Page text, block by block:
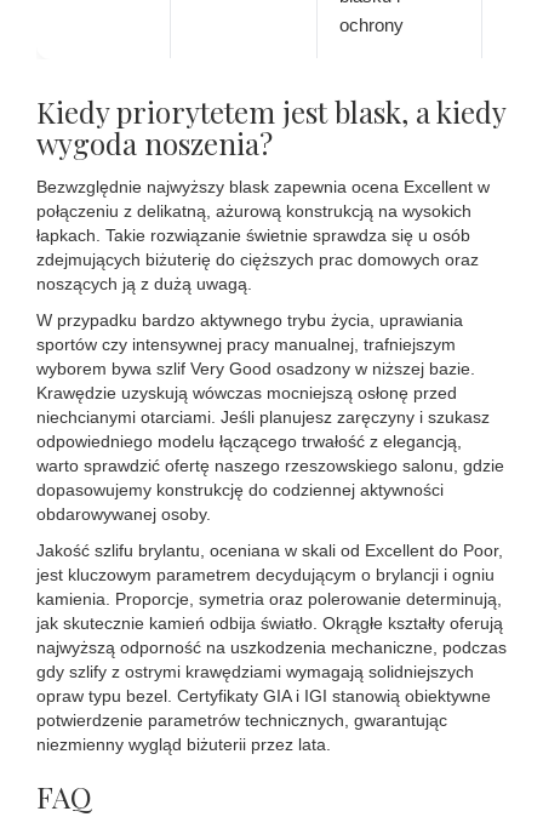
ochrony
Kiedy priorytetem jest blask, a kiedy
wygoda noszenia?
Bezwzględnie najwyższy blask zapewnia ocena Excellent w
połączeniu z delikatną, ażurową konstrukcją na wysokich
łapkach. Takie rozwiązanie świetnie sprawdza się u osób
zdejmujących biżuterię do cięższych prac domowych oraz
noszących ją z dużą uwagą.
W przypadku bardzo aktywnego trybu życia, uprawiania
sportów czy intensywnej pracy manualnej, trafniejszym
wyborem bywa szlif Very Good osadzony w niższej bazie.
Krawędzie uzyskują wówczas mocniejszą osłonę przed
niechcianymi otarciami. Jeśli planujesz zaręczyny i szukasz
odpowiedniego modelu łączącego trwałość z elegancją,
warto sprawdzić ofertę naszego rzeszowskiego salonu, gdzie
dopasowujemy konstrukcję do codziennej aktywności
obdarowywanej osoby.
Jakość szlifu brylantu, oceniana w skali od Excellent do Poor,
jest kluczowym parametrem decydującym o brylancji i ogniu
kamienia. Proporcje, symetria oraz polerowanie determinują,
jak skutecznie kamień odbija światło. Okrągłe kształty oferują
najwyższą odporność na uszkodzenia mechaniczne, podczas
gdy szlify z ostrymi krawędziami wymagają solidniejszych
opraw typu bezel. Certyfikaty GIA i IGI stanowią obiektywne
potwierdzenie parametrów technicznych, gwarantując
niezmienny wygląd biżuterii przez lata.
FAQ